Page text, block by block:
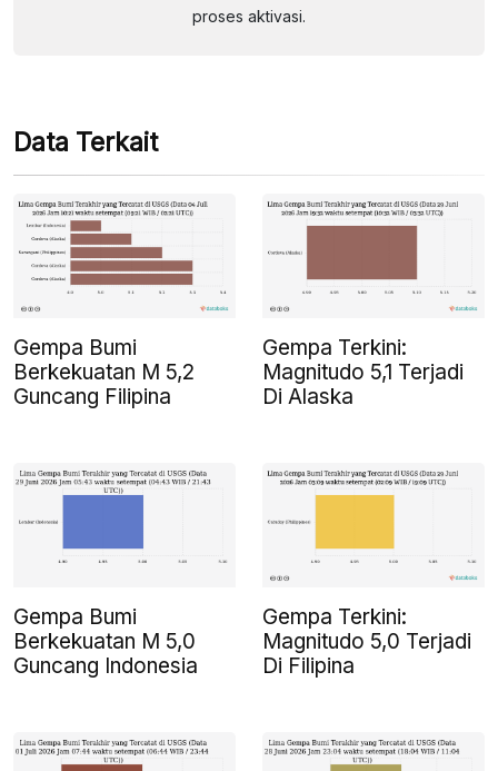
proses aktivasi.
Data Terkait
Gempa Bumi
Berkekuatan M 5,2
Guncang Filipina
Gempa Terkini:
Magnitudo 5,1 Terjadi
Di Alaska
Gempa Bumi
Berkekuatan M 5,0
Guncang Indonesia
Gempa Terkini:
Magnitudo 5,0 Terjadi
Di Filipina